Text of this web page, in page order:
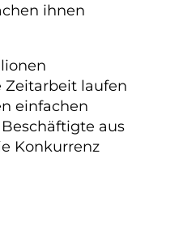
ihnen
Zeitarbeit laufen
einfachen
aus
Konkurrenz